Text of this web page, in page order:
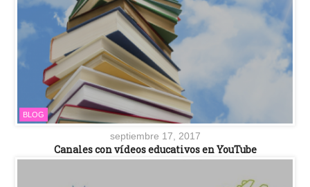
BLOG
septiembre 17, 2017
Canales con vídeos educativos en YouTube